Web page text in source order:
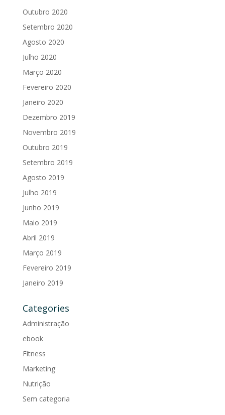
Outubro 2020
Setembro 2020
Agosto 2020
Julho 2020
Março 2020
Fevereiro 2020
Janeiro 2020
Dezembro 2019
Novembro 2019
Outubro 2019
Setembro 2019
Agosto 2019
Julho 2019
Junho 2019
Maio 2019
Abril 2019
Março 2019
Fevereiro 2019
Janeiro 2019
Categories
Administração
ebook
Fitness
Marketing
Nutrição
Sem categoria